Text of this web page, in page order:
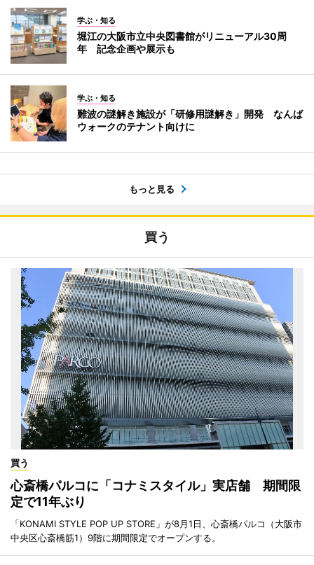
学ぶ・知る
堀江の大阪市立中央図書館がリニューアル30周
年 記念企画や展示も
学ぶ・知る
難波の謎解き施設が「研修用謎解き」開発 なんば
ウォークのテナント向けに
もっと見る
買う
買う
心斎橋パルコに「コナミスタイル」実店舗 期間限
定で11年ぶり
「KONAMI STYLE POP UP STORE」が8月1日、心斎橋パルコ（大阪市
中央区心斎橋筋1）9階に期間限定でオープンする。